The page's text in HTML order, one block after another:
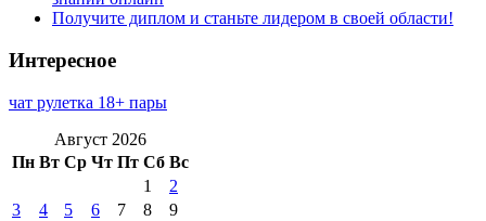
Получите диплом и станьте лидером в своей области!
Интересное
чат рулетка 18+ пары
Август 2026
Пн Вт Ср Чт Пт Сб Вс
1
2
3
4 5 6 7 8 9